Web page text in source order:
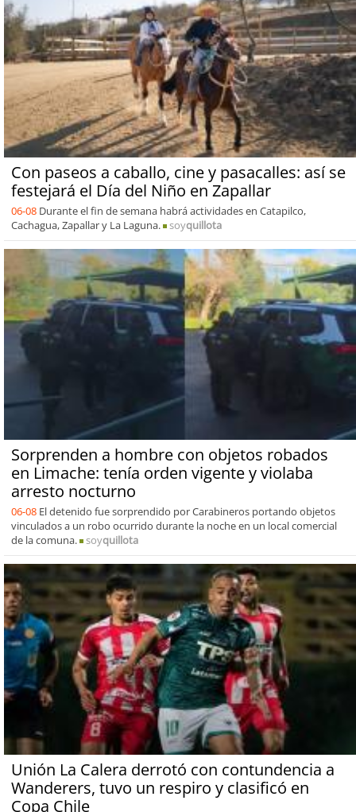
Con paseos a caballo, cine y pasacalles: así se
festejará el Día del Niño en Zapallar
06-08 Durante el fin de semana habrá actividades en Catapilco,
Cachagua, Zapallar y La Laguna.
soyquillota
Sorprenden a hombre con objetos robados
en Limache: tenía orden vigente y violaba
arresto nocturno
06-08 El detenido fue sorprendido por Carabineros portando objetos
vinculados a un robo ocurrido durante la noche en un local comercial
de la comuna.
soyquillota
Unión La Calera derrotó con contundencia a
Wanderers, tuvo un respiro y clasificó en
Copa Chile